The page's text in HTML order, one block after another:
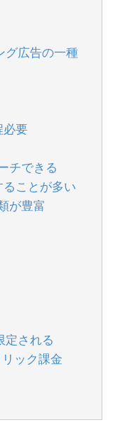
グ広告の一種
必要
チできる
ことが多い
が豊富
定される
ック課金